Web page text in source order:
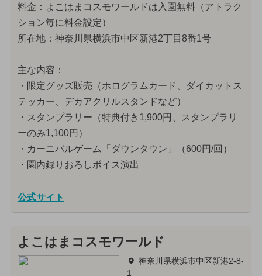
料金：よこはまコスモワールドは入園無料（アトラク
ション毎に料金設定）
所在地：神奈川県横浜市中区新港2丁目8番1号
主な内容：
・限定グッズ販売（ホログラムカード、ダイカットス
テッカー、デカアクリルスタンドなど）
・スタンプラリー（特典付き1,900円、スタンプラリ
ーのみ1,100円）
・カーニバルゲーム「ダウンタウン」（600円/回）
・園内録りおろしボイス演出
公式サイト
よこはまコスモワールド
神奈川県横浜市中区新港2-8-
1